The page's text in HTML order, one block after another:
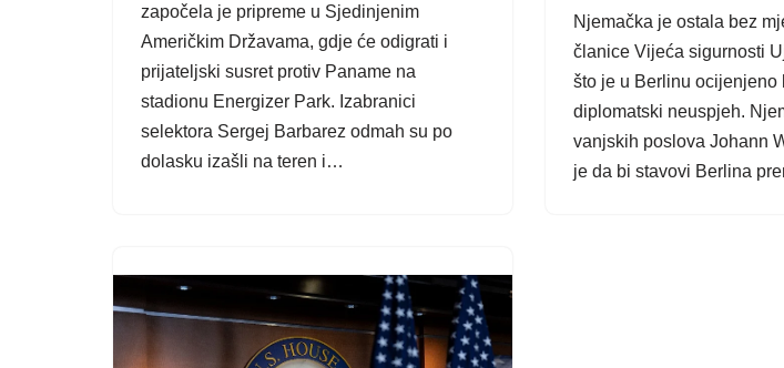
započela je pripreme u Sjedinjenim
Američkim Državama, gdje će odigrati i
prijateljski susret protiv Paname na
stadionu Energizer Park. Izabranici
selektora Sergej Barbarez odmah su po
dolasku izašli na teren i…
Njemačka je ostala bez
članice Vijeća sigurnosti
što je u Berlinu ocijenjeno
diplomatski neuspjeh.
vanjskih poslova Johann
je da bi stavovi Berlina